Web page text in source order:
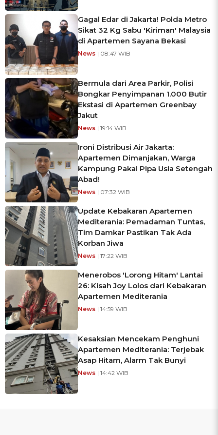
Gagal Edar di Jakarta! Polda Metro
Sikat 32 Kg Sabu 'Kiriman' Malaysia
di Apartemen Sayana Bekasi
News | 08:47 WIB
Bermula dari Area Parkir, Polisi
Bongkar Penyimpanan 1.000 Butir
Ekstasi di Apartemen Greenbay
Jakut
News | 19:14 WIB
Ironi Distribusi Air Jakarta:
Apartemen Dimanjakan, Warga
Kampung Pakai Pipa Usia Setengah
Abad!
News | 07:32 WIB
Update Kebakaran Apartemen
Mediterania: Pemadaman Tuntas,
Tim Damkar Pastikan Tak Ada
Korban Jiwa
News | 17:22 WIB
Menerobos 'Lorong Hitam' Lantai
26: Kisah Joy Lolos dari Kebakaran
Apartemen Mediterania
News | 14:59 WIB
Kesaksian Mencekam Penghuni
Apartemen Mediterania: Terjebak
Asap Hitam, Alarm Tak Bunyi
News | 14:42 WIB